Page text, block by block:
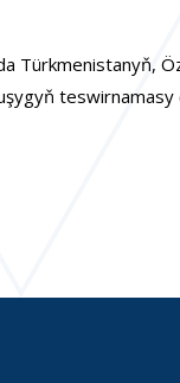
Türkmenistanyň,
teswirnamasy